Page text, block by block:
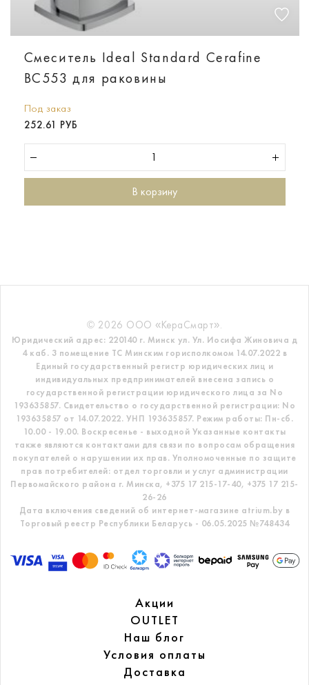
Смеситель Ideal Standard Cerafine
BC553 для раковины
Под заказ
252.61 РУБ
В корзину
© 2026 ООО «КераСмарт».
Юридический адрес: 220140 г. Минск ул. Ул. Иосифа Жиновича д
4 каб. 3 помещение ТС Минским горисполкомом 14.07.2022 в
Единый государственный регистр юридических лиц и
индивидуальных предпринимателей внесена запись о
государственной регистрации юридического лица за No
193635857. Свидетельство о государственной регистрации: No
193635857 от 14.07.2022. УНП 193635857. Режим работы: Пн-сб.
10.00 - 19.00. Воскресенье - выходной Указанные контакты
также являются контактами для связи по вопросам обращения
покупателей о нарушении их прав. Уполномоченные по защите
прав потребителей: отдел торговли и услуг администрации
Первомайского района г. Минска, +375 17 215-17-40, +375 17 215-
26-26
Дата включения сведений об интернет-магазине atrium.by в
Торговый реестр Республики Беларусь - 06.05.2025 №748434
Акции
OUTLET
Наш блог
Условия оплаты
Доставка